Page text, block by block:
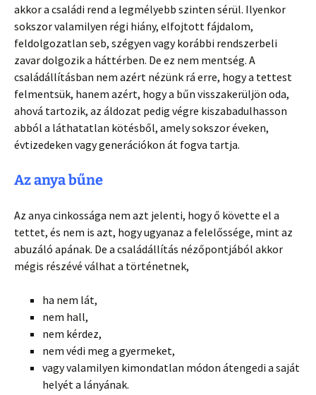
akkor a családi rend a legmélyebb szinten sérül. Ilyenkor
sokszor valamilyen régi hiány, elfojtott fájdalom,
feldolgozatlan seb, szégyen vagy korábbi rendszerbeli
zavar dolgozik a háttérben. De ez nem mentség. A
családállításban nem azért nézünk rá erre, hogy a tettest
felmentsük, hanem azért, hogy a bűn visszakerüljön oda,
ahová tartozik, az áldozat pedig végre kiszabadulhasson
abból a láthatatlan kötésből, amely sokszor éveken,
évtizedeken vagy generációkon át fogva tartja.
Az anya bűne
Az anya cinkossága nem azt jelenti, hogy ő követte el a
tettet, és nem is azt, hogy ugyanaz a felelőssége, mint az
abuzáló apának. De a családállítás nézőpontjából akkor
mégis részévé válhat a történetnek,
ha nem lát,
nem hall,
nem kérdez,
nem védi meg a gyermeket,
vagy valamilyen kimondatlan módon átengedi a saját
helyét a lányának.